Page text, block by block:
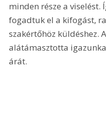
minden része a viselést.
fogadtuk el a kifogást,
szakértőhöz küldéshez.
alátámasztotta
árát.